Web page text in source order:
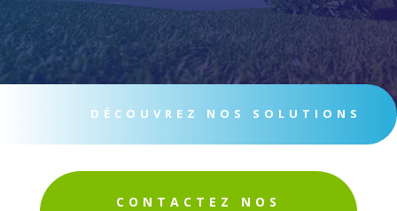
DÉCOUVREZ NOS SOLUTIONS
CONTACTEZ NOS